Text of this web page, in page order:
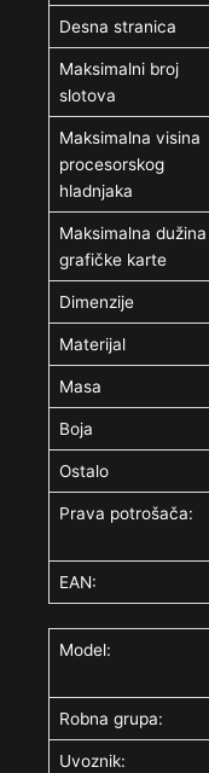
Desna stranica
Maksimalni broj
slotova
Maksimalna visina
procesorskog
hladnjaka
Maksimalna dužina
grafičke karte
Dimenzije
Materijal
Masa
Boja
Ostalo
Prava potrošača:
EAN:
Model:
Robna grupa:
Uvoznik: